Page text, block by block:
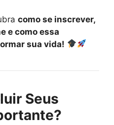
como se inscrever,
e como essa
sua vida!
Seus